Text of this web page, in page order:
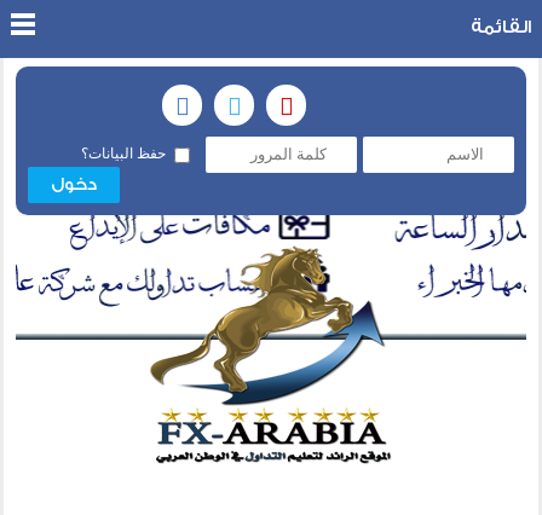
حفظ البيانات؟
القائمة